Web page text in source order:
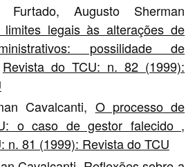
Furtado, Augusto Sherman
limites legais às alterações de
possilidade de
Revista do TCU: n. 82 (1999):
Cavalcanti, O processo de
o caso de gestor falecido ,
n. 81 (1999): Revista do TCU